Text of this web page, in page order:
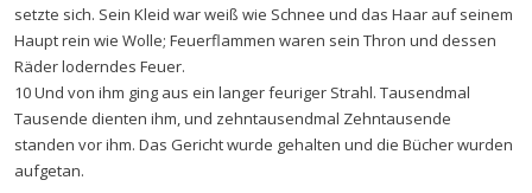
setzte sich. Sein Kleid war weiß wie Schnee und das Haar auf seinem
Haupt rein wie Wolle; Feuerflammen waren sein Thron und dessen
Räder loderndes Feuer.
10 Und von ihm ging aus ein langer feuriger Strahl. Tausendmal
Tausende dienten ihm, und zehntausendmal Zehntausende
standen vor ihm. Das Gericht wurde gehalten und die Bücher wurden
aufgetan.